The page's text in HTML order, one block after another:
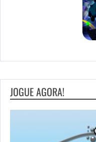
JOGUE AGORA!